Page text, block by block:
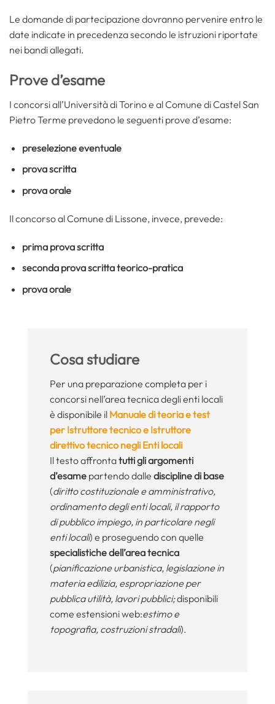
Le domande di partecipazione dovranno pervenire entro le
date indicate in precedenza secondo le istruzioni riportate
nei bandi allegati.
Prove d’esame
I concorsi all’Università di Torino e al Comune di Castel San
Pietro Terme prevedono le seguenti prove d’esame:
preselezione eventuale
prova scritta
prova orale
Il concorso al Comune di Lissone, invece, prevede:
prima prova scritta
seconda prova scritta teorico-pratica
prova orale
Cosa studiare
Per una preparazione completa per i
concorsi nell’area tecnica degli enti locali
è disponibile il Manuale di teoria e test
per Istruttore tecnico e Istruttore
direttivo tecnico negli Enti locali
Il testo affrontatutti gli argomenti
d’esamepartendo dalle discipline di base
(diritto costituzionale e amministrativo,
ordinamento degli enti locali, il rapporto
di pubblico impiego, in particolare negli
enti locali) e proseguendo con quelle
specialistiche dell’area tecnica
(pianificazione urbanistica, legislazione in
materia edilizia, espropriazione per
pubblica utilità, lavori pubblici;disponibili
come estensioni web:estimo e
topografia, costruzioni stradali).